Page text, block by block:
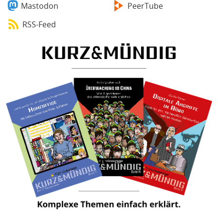
Mastodon
PeerTube
RSS-Feed